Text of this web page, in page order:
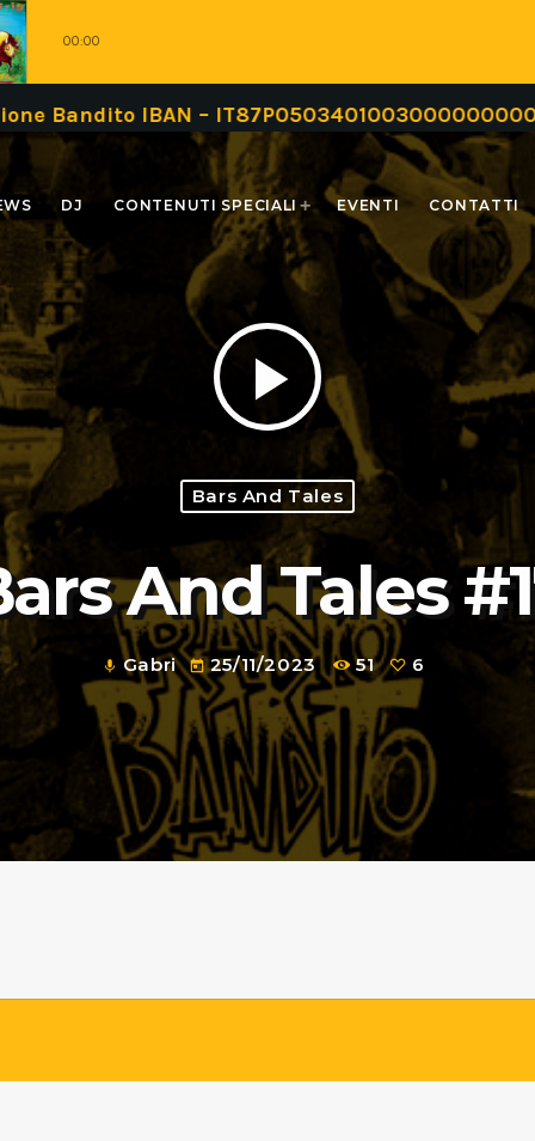
00:00
IBAN – IT87P0503401003000000000999
DJ CONTENUTI SPECIALI EVENTI CONTATTI
play_arrow
Bars And Tales
And Tales
mic Gabri today 25/11/2023 51 6